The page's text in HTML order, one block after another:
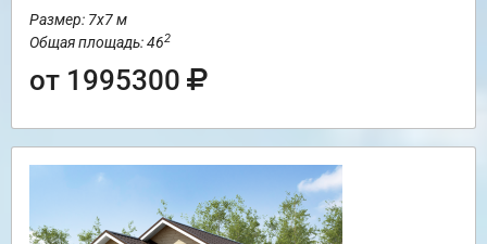
Размер: 7х7 м
Общая площадь: 462
от 1995300